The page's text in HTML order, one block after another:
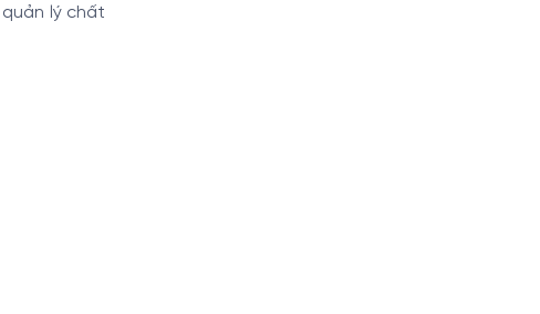
lý chất